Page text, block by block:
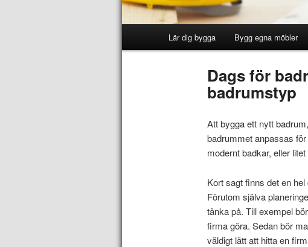
Lär dig bygga Bygg egna möbler
Dags för
badrumstyp
Att bygga ett nytt
badrummet anpassas
modernt badkar, eller
Kort sagt finns det en
Förutom själva
tänka på. Till exempel
firma göra. Sedan bör
väldigt lätt att hitta en